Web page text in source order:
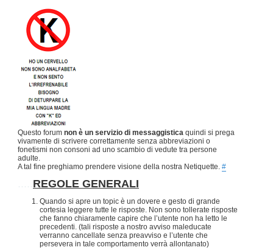
Questo forum non è un servizio di messaggistica quindi si prega
vivamente di scrivere correttamente senza abbreviazioni o
fonetismi non consoni ad uno scambio di vedute tra persone
adulte.
A tal fine preghiamo prendere visione della nostra Netiquette. #
REGOLE GENERALI
Quando si apre un topic è un dovere e gesto di grande
cortesia leggere tutte le risposte. Non sono tollerate risposte
che fanno chiaramente capire che l’utente non ha letto le
precedenti. (tali risposte a nostro avviso maleducate
verranno cancellate senza preavviso e l’utente che
persevera in tale comportamento verrà allontanato)